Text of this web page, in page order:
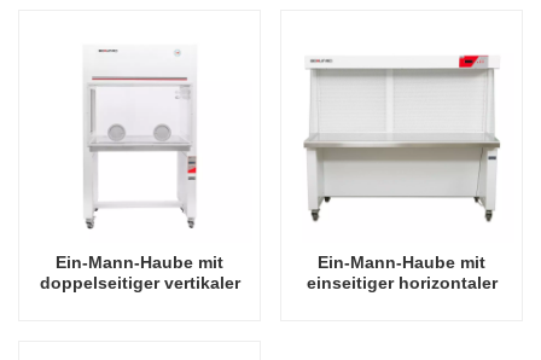
Ein-Mann-Haube mit
doppelseitiger vertikaler
Ein-Mann-Haube mit
einseitiger horizontaler